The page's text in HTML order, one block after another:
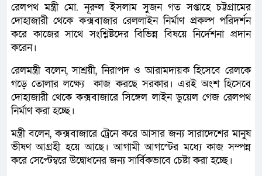
রেলপথ মন্ত্রী মো. নূরুল ইসলাম সুজন গত সপ্তাহে চট্টগ্রামের
দোহাজারী থেকে কক্সবাজার রেললাইন নির্মাণ প্রকল্প পরিদর্শন
করে কাজের সাথে সংশ্লিষ্টদের বিভিন্ন বিষয়ে নির্দেশনা প্রদান
করেন।
রেলমন্ত্রী বলেন, সাশ্রয়ী, নিরাপদ ও আরামদায়ক হিসেবে রেলকে
গড়ে তোলার লক্ষ্যে কাজ করছে সরকার। এরই অংশ হিসেবে
দোহাজারী থেকে কক্সবাজারে সিঙ্গেল লাইন ডুয়েল গেজ রেলপথ
নির্মাণ করা হচ্ছে।
মন্ত্রী বলেন, কক্সবাজারে ট্রেনে করে আসার জন্য সারাদেশের মানুষ
ভীষণ আগ্রহী হয়ে আছে। আগামী আগস্টের মধ্যে কাজ সম্পন্ন
করে সেপ্টেম্বরে উদ্বোধনের জন্য সার্বিকভাবে চেষ্টা করা হচ্ছে।